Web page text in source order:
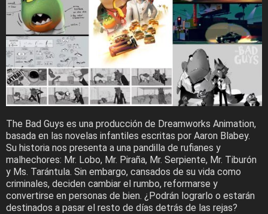
The Bad Guys es una producción de Dreamworks Animation,
basada en las novelas infantiles escritas por Aaron Blabey.
Su historia nos presenta a una pandilla de rufianes y
malhechores: Mr. Lobo, Mr. Piraña, Mr. Serpiente, Mr. Tiburón
y Ms. Tarántula. Sin embargo, cansados de su vida como
criminales, deciden cambiar el rumbo, reformarse y
convertirse en personas de bien. ¿Podrán lograrlo o estarán
destinados a pasar el resto de días detrás de las rejas?